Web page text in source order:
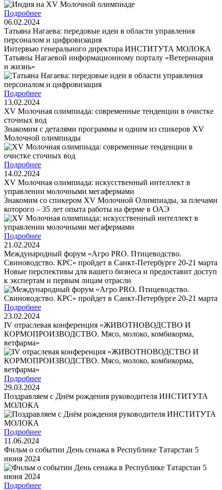
Подробнее
06.02.2024
Татьяна Нагаева: передовые идеи в области управления
персоналом и цифровизация
Интервью генерального директора ИНСТИТУТА МОЛОКА
Татьяны Нагаевой информационному порталу «Ветеринария
и жизнь»
Подробнее
13.02.2024
XV Молочная олимпиада: современные тенденции в очистке
сточных вод
Знакомим с деталями программы и одним из спикеров XV
Молочной олимпиады
Подробнее
14.02.2024
XV Молочная олимпиада: искусственный интеллект в
управлении молочными мегафермами
Знакомим со спикером XV Молочной Олимпиады, за плечами
которого – 35 лет опыта работы на ферме в ОАЭ
Подробнее
21.02.2024
Международный форум «Агро PRO. Птицеводство.
Свиноводство. КРС» пройдет в Санкт-Петербурге 20-21 марта
Новые перспективы для вашего бизнеса и предоставит доступ
к экспертам и первым лицам отрасли
Подробнее
23.02.2024
IV отраслевая конференция «ЖИВОТНОВОДСТВО И
КОРМОПРОИЗВОДСТВО. Мясо, молоко, комбикорма,
ветфарма»
Подробнее
29.03.2024
Поздравляем с Днём рождения руководителя ИНСТИТУТА
МОЛОКА
Подробнее
11.06.2024
Фильм о событии День сенажа в Республике Татарстан 5
июня 2024
Подробнее